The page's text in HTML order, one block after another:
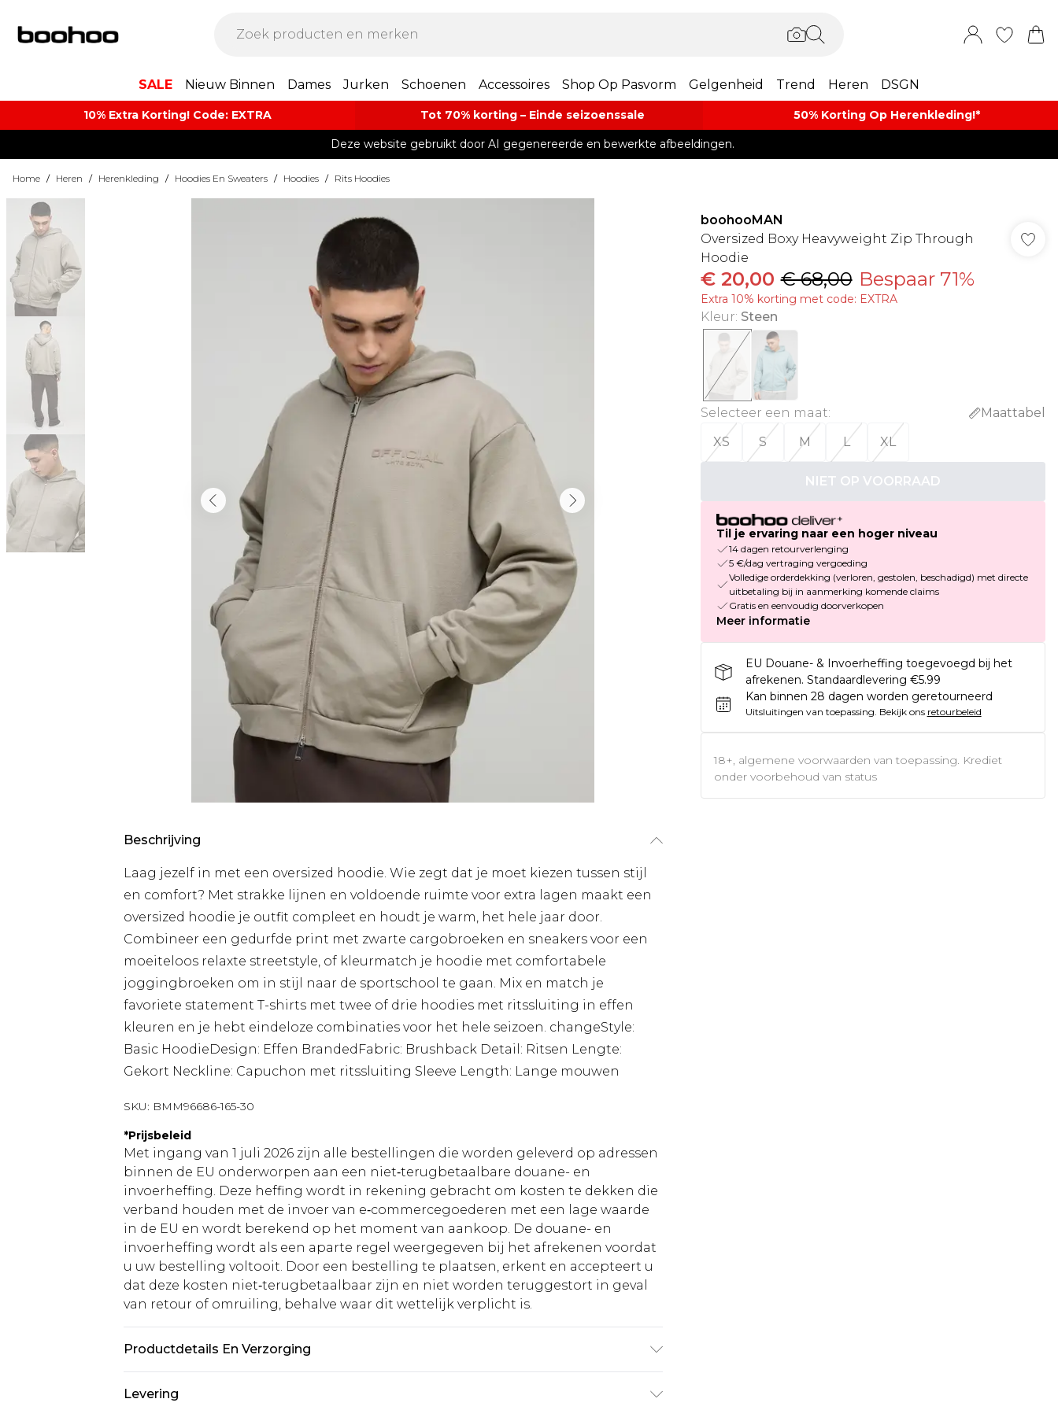
SALE Nieuw Binnen Dames Jurken Schoenen Accessoires Shop Op Pasvorm Gelgenheid Trend Heren DSGN
10% Extra Korting! Code: EXTRA​ Tot 70% korting – Einde seizoenssale 50% Korting Op Herenkleding​!*​
Deze website gebruikt door AI gegenereerde en bewerkte afbeeldingen.
Home / Heren / Herenkleding / Hoodies En Sweaters / Hoodies / Rits Hoodies
Beschrijving
Laag jezelf in met een oversized hoodie. Wie zegt dat je moet kiezen tussen stijl
en comfort? Met strakke lijnen en voldoende ruimte voor extra lagen maakt een
oversized hoodie je outfit compleet en houdt je warm, het hele jaar door.
Combineer een gedurfde print met zwarte cargobroeken en sneakers voor een
moeiteloos relaxte streetstyle, of kleurmatch je hoodie met comfortabele
joggingbroeken om in stijl naar de sportschool te gaan. Mix en match je
favoriete statement T-shirts met twee of drie hoodies met ritssluiting in effen
kleuren en je hebt eindeloze combinaties voor het hele seizoen. changeStyle:
Basic HoodieDesign: Effen BrandedFabric: Brushback Detail: Ritsen Lengte:
Gekort Neckline: Capuchon met ritssluiting Sleeve Length: Lange mouwen
SKU: BMM96686-165-30
*Prijsbeleid
Met ingang van 1 juli 2026 zijn alle bestellingen die worden geleverd op adressen
binnen de EU onderworpen aan een niet‑terugbetaalbare douane- en
invoerheffing. Deze heffing wordt in rekening gebracht om kosten te dekken die
verband houden met de invoer van e‑commercegoederen met een lage waarde
in de EU en wordt berekend op het moment van aankoop. De douane- en
invoerheffing wordt als een aparte regel weergegeven bij het afrekenen voordat
u uw bestelling voltooit. Door een bestelling te plaatsen, erkent en accepteert u
dat deze kosten niet‑terugbetaalbaar zijn en niet worden teruggestort in geval
van retour of omruiling, behalve waar dit wettelijk verplicht is.
Productdetails En Verzorging
Levering
boohooMAN
Oversized Boxy Heavyweight Zip Through
Hoodie
€ 20,00 € 68,00 Bespaar 71%
Extra 10% korting met code: EXTRA
Kleur: Steen
Selecteer een maat:
Maattabel
XS
S M L XL
NIET OP VOORRAAD
Til je ervaring naar een hoger niveau
14 dagen retourverlenging
5 €/dag vertraging vergoeding
Volledige orderdekking (verloren, gestolen, beschadigd) met directe
uitbetaling bij in aanmerking komende claims
Gratis en eenvoudig doorverkopen
Meer informatie
EU Douane- & Invoerheffing toegevoegd bij het
afrekenen. Standaardlevering €5.99
Kan binnen 28 dagen worden geretourneerd
Uitsluitingen van toepassing. Bekijk ons retourbeleid
18+, algemene voorwaarden van toepassing. Krediet
onder voorbehoud van status